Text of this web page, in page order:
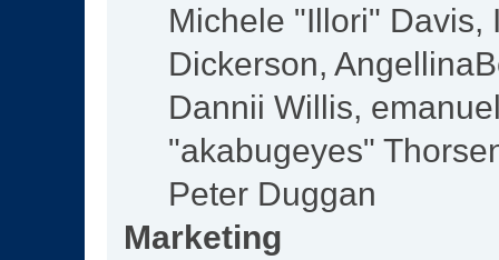
Michele "Illori" Davis,
Dickerson,
Dannii Willis,
"akabugeyes"
Peter Duggan
Marketing